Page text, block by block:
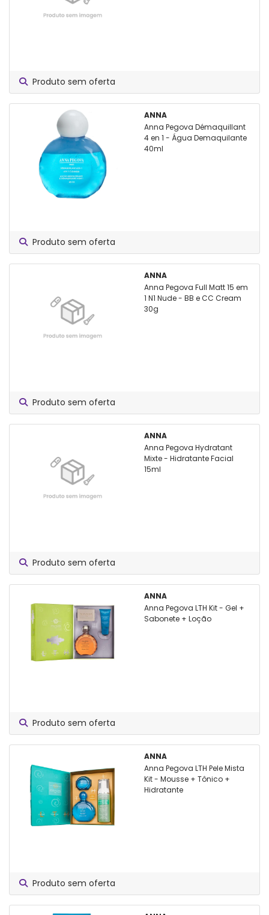
Produto sem oferta
ANNA
Anna Pegova Démaquillant
4 en 1 - Água Demaquilante
40ml
Produto sem oferta
ANNA
Anna Pegova Full Matt 15 em
1 N1 Nude - BB e CC Cream
30g
Produto sem oferta
ANNA
Anna Pegova Hydratant
Mixte - Hidratante Facial
15ml
Produto sem oferta
ANNA
Anna Pegova LTH Kit - Gel +
Sabonete + Loção
Produto sem oferta
ANNA
Anna Pegova LTH Pele Mista
Kit - Mousse + Tônico +
Hidratante
Produto sem oferta